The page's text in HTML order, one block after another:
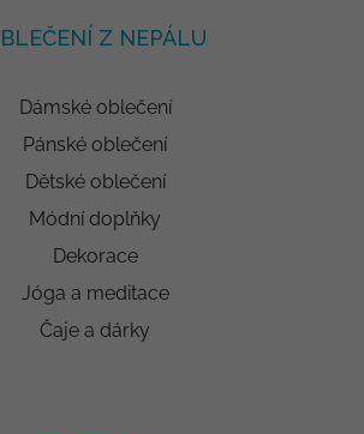
Z NEPÁLU
Dámské oblečení
Pánské oblečení
Dětské oblečení
Módní doplňky
Dekorace
Jóga a meditace
Čaje a dárky